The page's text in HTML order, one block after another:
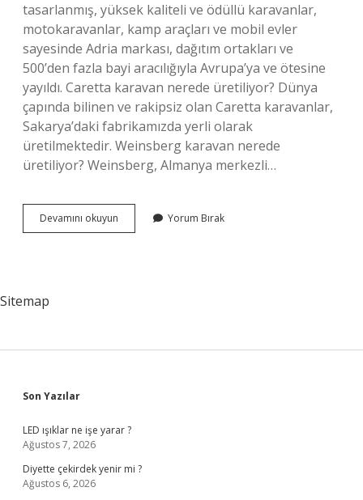
tasarlanmış, yüksek kaliteli ve ödüllü karavanlar,
motokaravanlar, kamp araçları ve mobil evler
sayesinde Adria markası, dağıtım ortakları ve
500’den fazla bayi aracılığıyla Avrupa’ya ve ötesine
yayıldı. Caretta karavan nerede üretiliyor? Dünya
çapında bilinen ve rakipsiz olan Caretta karavanlar,
Sakarya’daki fabrikamızda yerli olarak
üretilmektedir. Weinsberg karavan nerede
üretiliyor? Weinsberg, Almanya merkezli…
Devamını okuyun
Karavan
Yorum Bırak
Sitemap
Sidebar
Son Yazılar
LED ışıklar ne işe yarar ?
Ağustos 7, 2026
Diyette çekirdek yenir mi ?
Ağustos 6, 2026